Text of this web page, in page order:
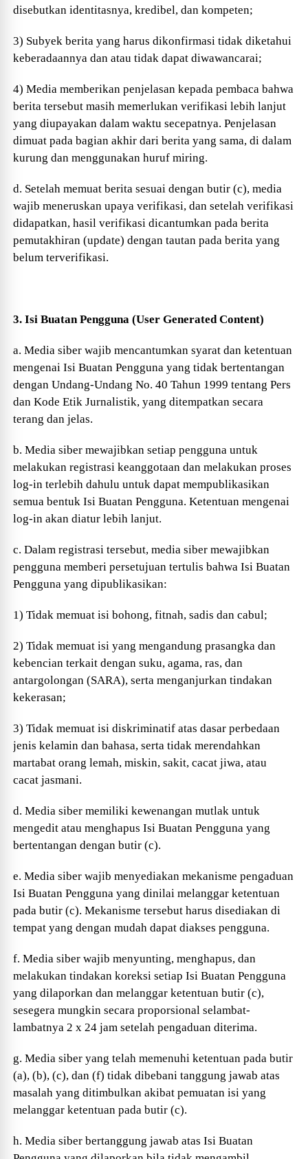
disebutkan identitasnya, kredibel, dan kompeten;
3) Subyek berita yang harus dikonfirmasi tidak diketahui
keberadaannya dan atau tidak dapat diwawancarai;
4) Media memberikan penjelasan kepada pembaca bahwa
berita tersebut masih memerlukan verifikasi lebih lanjut
yang diupayakan dalam waktu secepatnya. Penjelasan
dimuat pada bagian akhir dari berita yang sama, di dalam
kurung dan menggunakan huruf miring.
d. Setelah memuat berita sesuai dengan butir (c), media
wajib meneruskan upaya verifikasi, dan setelah verifikasi
didapatkan, hasil verifikasi dicantumkan pada berita
pemutakhiran (update) dengan tautan pada berita yang
belum terverifikasi.
3. Isi Buatan Pengguna (User Generated Content)
a. Media siber wajib mencantumkan syarat dan ketentuan
mengenai Isi Buatan Pengguna yang tidak bertentangan
dengan Undang-Undang No. 40 Tahun 1999 tentang Pers
dan Kode Etik Jurnalistik, yang ditempatkan secara
terang dan jelas.
b. Media siber mewajibkan setiap pengguna untuk
melakukan registrasi keanggotaan dan melakukan proses
log-in terlebih dahulu untuk dapat mempublikasikan
semua bentuk Isi Buatan Pengguna. Ketentuan mengenai
log-in akan diatur lebih lanjut.
c. Dalam registrasi tersebut, media siber mewajibkan
pengguna memberi persetujuan tertulis bahwa Isi Buatan
Pengguna yang dipublikasikan:
1) Tidak memuat isi bohong, fitnah, sadis dan cabul;
2) Tidak memuat isi yang mengandung prasangka dan
kebencian terkait dengan suku, agama, ras, dan
antargolongan (SARA), serta menganjurkan tindakan
kekerasan;
3) Tidak memuat isi diskriminatif atas dasar perbedaan
jenis kelamin dan bahasa, serta tidak merendahkan
martabat orang lemah, miskin, sakit, cacat jiwa, atau
cacat jasmani.
d. Media siber memiliki kewenangan mutlak untuk
mengedit atau menghapus Isi Buatan Pengguna yang
bertentangan dengan butir (c).
e. Media siber wajib menyediakan mekanisme pengaduan
Isi Buatan Pengguna yang dinilai melanggar ketentuan
pada butir (c). Mekanisme tersebut harus disediakan di
tempat yang dengan mudah dapat diakses pengguna.
f. Media siber wajib menyunting, menghapus, dan
melakukan tindakan koreksi setiap Isi Buatan Pengguna
yang dilaporkan dan melanggar ketentuan butir (c),
sesegera mungkin secara proporsional selambat-
lambatnya 2 x 24 jam setelah pengaduan diterima.
g. Media siber yang telah memenuhi ketentuan pada butir
(a), (b), (c), dan (f) tidak dibebani tanggung jawab atas
masalah yang ditimbulkan akibat pemuatan isi yang
melanggar ketentuan pada butir (c).
h. Media siber bertanggung jawab atas Isi Buatan